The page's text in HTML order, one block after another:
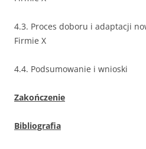
4.3. Proces doboru i adaptacji
Firmie X
4.4. Podsumowanie i wnioski
Zakończenie
Bibliografia